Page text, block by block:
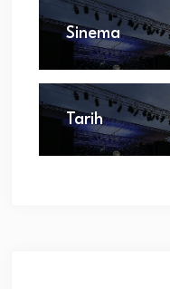
Sinema
Tarih